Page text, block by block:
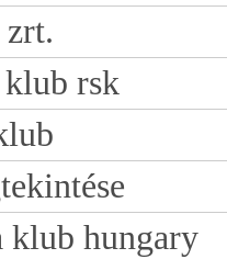
rsk
klub hungary